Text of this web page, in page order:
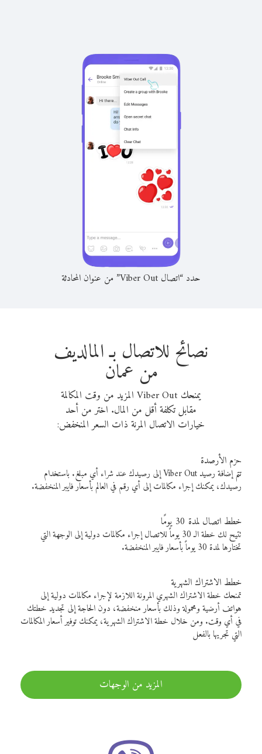
حدد “اتصال Viber Out” من عنوان المحادثة
نصائح للاتصال بـ المالديف
من عمان
يمنحك Viber Out المزيد من وقت المكالمة
مقابل تكلفة أقل من المال. اختر من أحد
خيارات الاتصال المرنة ذات السعر المنخفض:
حزم الأرصدة
تتم إضافة رصيد Viber Out إلى رصيدك عند شراء أي مبلغ. باستخدام
رصيدك، يمكنك إجراء مكالمات إلى أي رقم في العالم بأسعار فايبر المنخفضة.
خطط اتصال لمدة 30 يومًا
تتيح لك خطة الـ 30 يوماً للاتصال إجراء مكالمات دولية إلى الوجهة التي
تختارها لمدة 30 يوماً بأسعار فايبر المنخفضة.
خطط الاشتراك الشهرية
تمنحك خطة الاشتراك الشهري المرونة اللازمة لإجراء مكالمات دولية إلى
هواتف أرضية ومحمولة وذلك بأسعار منخفضة، دون الحاجة إلى تجديد خطتك
في أي وقت. ومن خلال خطة الاشتراك الشهرية، يمكنك توفير أسعار المكالمات
التي تجريها بالفعل
المزيد من الوجهات